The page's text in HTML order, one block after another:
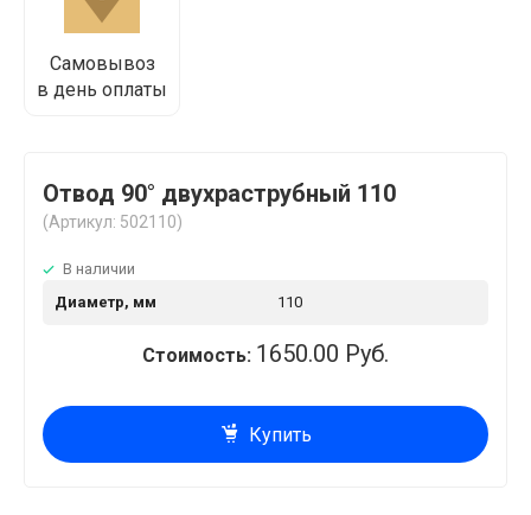
Самовывоз
в день оплаты
Отвод 90° двухраструбный 110
(Артикул: 502110)
В наличии
Диаметр, мм
110
Стоимость: 1650.00 Руб.
Купить